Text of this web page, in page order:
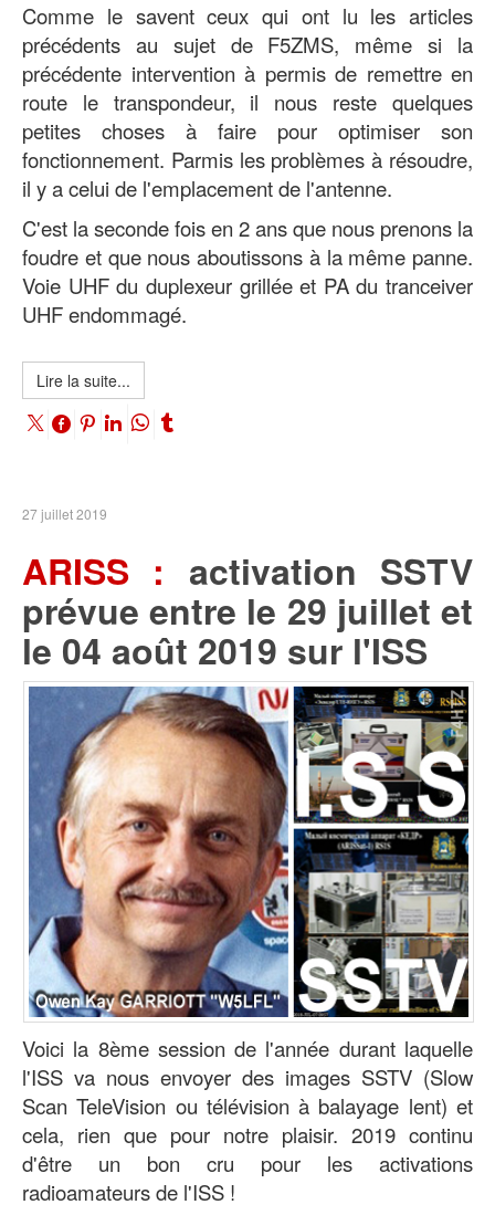
Comme le savent ceux qui ont lu les articles
précédents au sujet de F5ZMS, même si la
précédente intervention à permis de remettre en
route le transpondeur, il nous reste quelques
petites choses à faire pour optimiser son
fonctionnement. Parmis les problèmes à résoudre,
il y a celui de l'emplacement de l'antenne.
C'est la seconde fois en 2 ans que nous prenons la
foudre et que nous aboutissons à la même panne.
Voie UHF du duplexeur grillée et PA du tranceiver
UHF endommagé.
Lire la suite...
27 juillet 2019
ARISS : activation SSTV
prévue entre le 29 juillet et
le 04 août 2019 sur l'ISS
Voici la 8ème session de l'année durant laquelle
l'ISS va nous envoyer des images SSTV (Slow
Scan TeleVision ou télévision à balayage lent) et
cela, rien que pour notre plaisir. 2019 continu
d'être un bon cru pour les activations
radioamateurs de l'ISS !